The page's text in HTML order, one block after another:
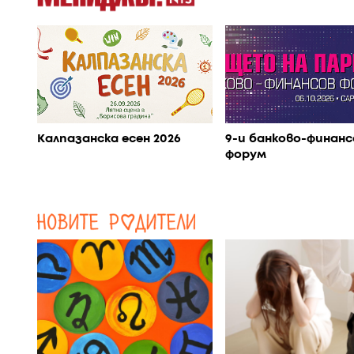
Калпазанска есен 2026
9-и банково-
форум